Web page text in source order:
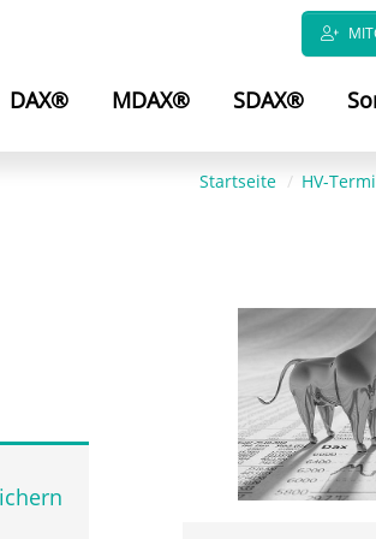
DAX® MDAX® SDAX®
Startseite HV-